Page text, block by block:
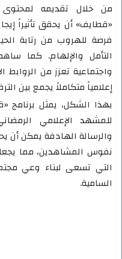
من خلال تقديمه لمحتوى
«قطايف» أن يحقق تأثيراً
فرصة للهروب من رتابة
التأمل والإلهام. كما
واجتماعية تعزز من الروابط
إعلامياً متكاملاً يجمع بين
بهذا الشكل، يمثل
للمشهد الإعلامي
والرسالة الهادفة يمكن أن
نفوس المشاهدين، مما
التي تسعى لبناء وعي
السامية.